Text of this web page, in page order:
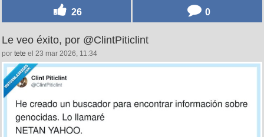
26 0
Le veo éxito, por @ClintPiticlint
por tete el 23 mar 2026, 11:34